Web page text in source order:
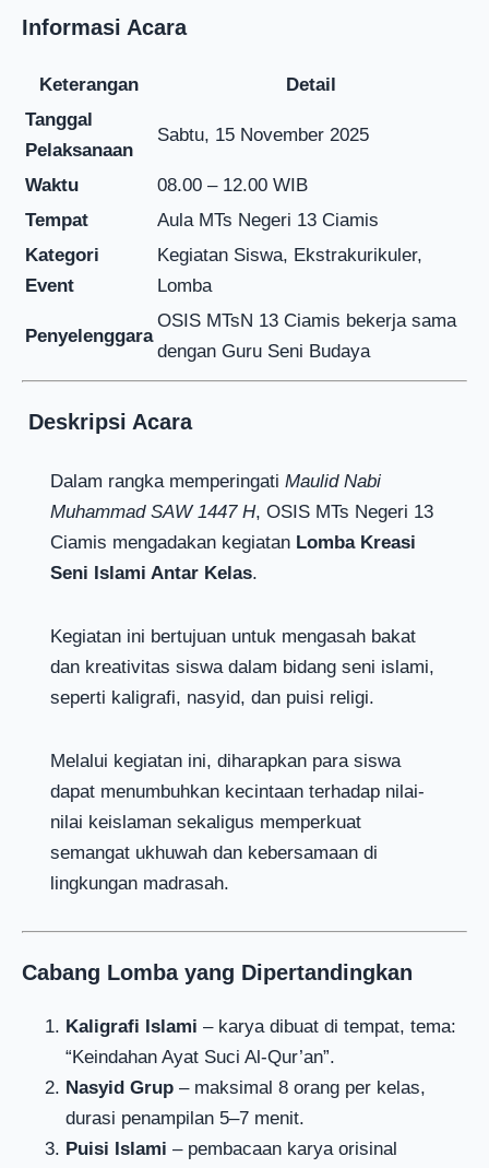
Informasi Acara
Keterangan
Detail
Tanggal
Pelaksanaan
Sabtu, 15 November 2025
Waktu
08.00 – 12.00 WIB
Tempat
Aula MTs Negeri 13 Ciamis
Kategori
Event
Kegiatan Siswa, Ekstrakurikuler,
Lomba
Penyelenggara
OSIS MTsN 13 Ciamis bekerja sama
dengan Guru Seni Budaya
Deskripsi Acara
Dalam rangka memperingati Maulid Nabi
Muhammad SAW 1447 H, OSIS MTs Negeri 13
Ciamis mengadakan kegiatan Lomba Kreasi
Seni Islami Antar Kelas.
Kegiatan ini bertujuan untuk mengasah bakat
dan kreativitas siswa dalam bidang seni islami,
seperti kaligrafi, nasyid, dan puisi religi.
Melalui kegiatan ini, diharapkan para siswa
dapat menumbuhkan kecintaan terhadap nilai-
nilai keislaman sekaligus memperkuat
semangat ukhuwah dan kebersamaan di
lingkungan madrasah.
Cabang Lomba yang Dipertandingkan
Kaligrafi Islami – karya dibuat di tempat, tema:
“Keindahan Ayat Suci Al-Qur’an”.
Nasyid Grup – maksimal 8 orang per kelas,
durasi penampilan 5–7 menit.
Puisi Islami – pembacaan karya orisinal